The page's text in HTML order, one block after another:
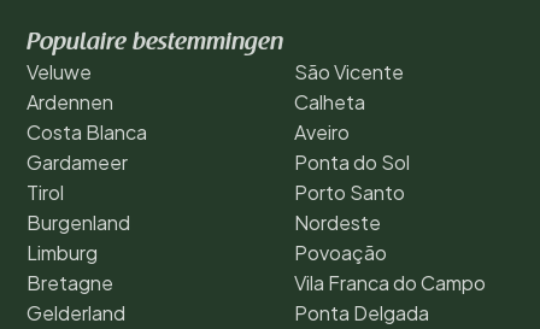
Populaire bestemmingen
Veluwe
Ardennen
Costa Blanca
Gardameer
Tirol
Burgenland
Limburg
Bretagne
Gelderland
São Vicente
Calheta
Aveiro
Ponta do Sol
Porto Santo
Nordeste
Povoação
Vila Franca do Campo
Ponta Delgada